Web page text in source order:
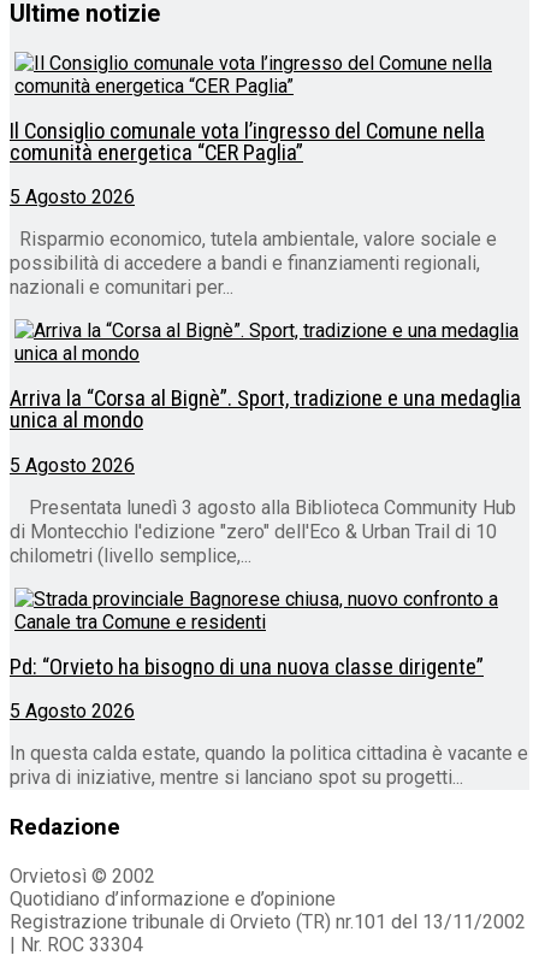
Ultime notizie
Il Consiglio comunale vota l’ingresso del Comune nella
comunità energetica “CER Paglia”
5 Agosto 2026
Risparmio economico, tutela ambientale, valore sociale e
possibilità di accedere a bandi e finanziamenti regionali,
nazionali e comunitari per...
Arriva la “Corsa al Bignè”. Sport, tradizione e una medaglia
unica al mondo
5 Agosto 2026
Presentata lunedì 3 agosto alla Biblioteca Community Hub
di Montecchio l'edizione "zero" dell'Eco & Urban Trail di 10
chilometri (livello semplice,...
Pd: “Orvieto ha bisogno di una nuova classe dirigente”
5 Agosto 2026
In questa calda estate, quando la politica cittadina è vacante e
priva di iniziative, mentre si lanciano spot su progetti...
Redazione
Orvietosì © 2002
Quotidiano d’informazione e d’opinione
Registrazione tribunale di Orvieto (TR) nr.101 del 13/11/2002
| Nr. ROC 33304